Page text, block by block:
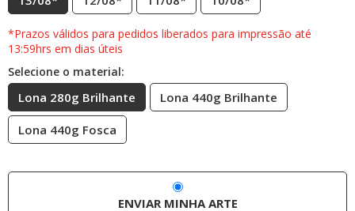
*Prazos válidos para pedidos liberados para impressão até
13:59hrs em dias úteis
Selecione o material:
Lona 280g Brilhante Lona 440g Brilhante
Lona 440g Fosca
ENVIAR MINHA ARTE